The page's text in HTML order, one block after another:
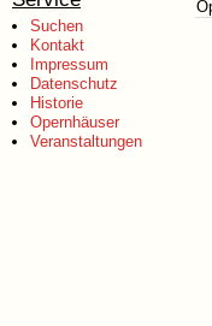
Suchen
Kontakt
Impressum
Datenschutz
Historie
Opernhäuser
Veranstaltungen